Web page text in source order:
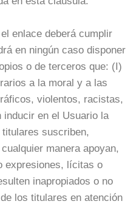
enlace deberá cumplir
en ningún caso disponer
o de terceros que: (I)
a la moral y a las
violentos, racistas,
en el Usuario la
suscriben,
manera apoyan,
expresiones, lícitas o
inapropiados o no
los titulares en atención